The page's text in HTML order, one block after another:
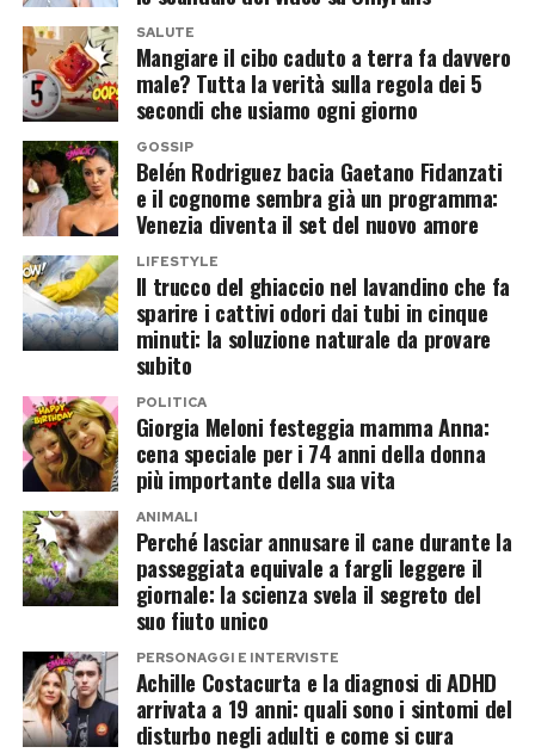
risultava coperta dall’assicurazione obbligatoria.
Il fatto che fosse ferma, smontata e lontana
dalla strada non è bastato a evitare il
procedimento.
In una lettera inviata al tribunale, Sheeran ha
spiegato di non aver avuto «in alcun momento il
possesso fisico né il controllo pratico del
veicolo» e ha sostenuto che la mancanza della
polizza non avrebbe creato alcun rischio per gli
altri utenti della strada.
«Pensavo fosse coperta
dall’assicurazione dell’officina»
Il cantante ha attribuito l’accaduto a quello che
ha definito un «autentico equivoco
amministrativo». L’officina gli avrebbe
assicurato di possedere polizze professionali
complete per i veicoli custoditi e sottoposti a
lavorazione. Sheeran era quindi convinto che
quella copertura fosse sufficiente anche per la
SALUTE
Mangiare il cibo caduto a terra fa davvero
male? Tutta la verità sulla regola dei 5
secondi che usiamo ogni giorno
GOSSIP
Belén Rodriguez bacia Gaetano Fidanzati
e il cognome sembra già un programma:
Venezia diventa il set del nuovo amore
LIFESTYLE
Il trucco del ghiaccio nel lavandino che fa
sparire i cattivi odori dai tubi in cinque
minuti: la soluzione naturale da provare
subito
POLITICA
Giorgia Meloni festeggia mamma Anna:
cena speciale per i 74 anni della donna
più importante della sua vita
ANIMALI
Perché lasciar annusare il cane durante la
passeggiata equivale a fargli leggere il
giornale: la scienza svela il segreto del
suo fiuto unico
PERSONAGGI E INTERVISTE
Achille Costacurta e la diagnosi di ADHD
arrivata a 19 anni: quali sono i sintomi del
disturbo negli adulti e come si cura